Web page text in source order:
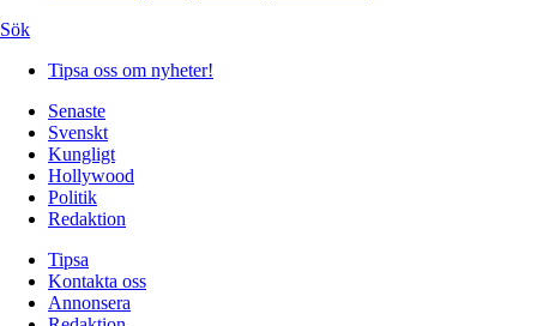
Sök
Tipsa oss om nyheter!
Senaste
Svenskt
Kungligt
Hollywood
Politik
Redaktion
Tipsa
Kontakta oss
Annonsera